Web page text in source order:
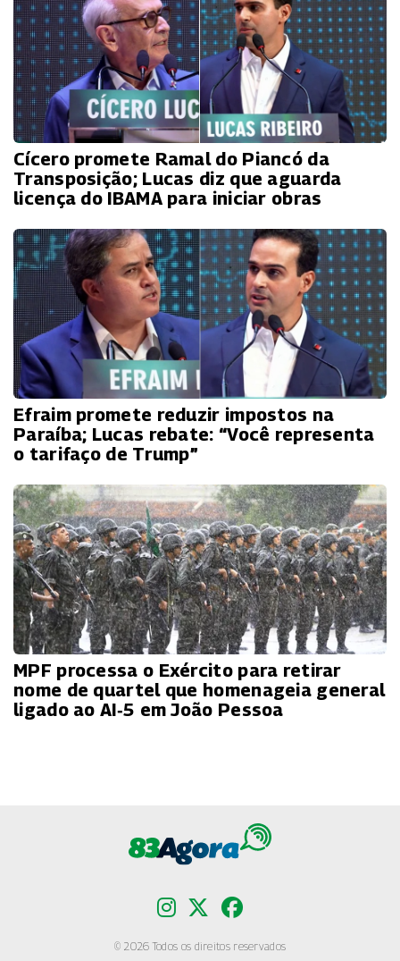
Cícero promete Ramal do Piancó da
Transposição; Lucas diz que aguarda
licença do IBAMA para iniciar obras
Efraim promete reduzir impostos na
Paraíba; Lucas rebate: “Você representa
o tarifaço de Trump”
MPF processa o Exército para retirar
nome de quartel que homenageia general
ligado ao AI‑5 em João Pessoa
© 2026 Todos os direitos reservados